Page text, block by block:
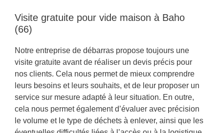
Visite gratuite pour vide maison à Baho
(66)
Notre entreprise de débarras propose toujours une
visite gratuite avant de réaliser un devis précis pour
nos clients. Cela nous permet de mieux comprendre
leurs besoins et leurs souhaits, et de leur proposer un
service sur mesure adapté à leur situation. En outre,
cela nous permet également d’évaluer avec précision
le volume et le type de déchets à enlever, ainsi que les